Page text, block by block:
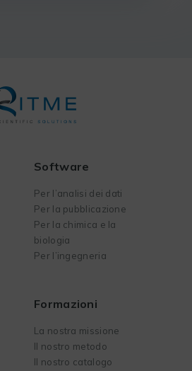
Software
Per l’analisi dei dati
Per la pubblicazione
Per la chimica e la
biologia
Per l’ingegneria
Formazioni
La nostra missione
Il nostro metodo
Il nostro catalogo